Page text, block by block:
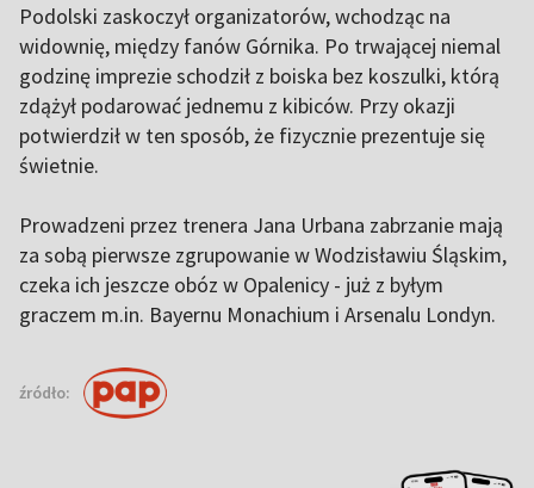
Podolski zaskoczył organizatorów, wchodząc na
widownię, między fanów Górnika. Po trwającej niemal
godzinę imprezie schodził z boiska bez koszulki, którą
zdążył podarować jednemu z kibiców. Przy okazji
potwierdził w ten sposób, że fizycznie prezentuje się
świetnie.
Prowadzeni przez trenera Jana Urbana zabrzanie mają
za sobą pierwsze zgrupowanie w Wodzisławiu Śląskim,
czeka ich jeszcze obóz w Opalenicy - już z byłym
graczem m.in. Bayernu Monachium i Arsenalu Londyn.
źródło: